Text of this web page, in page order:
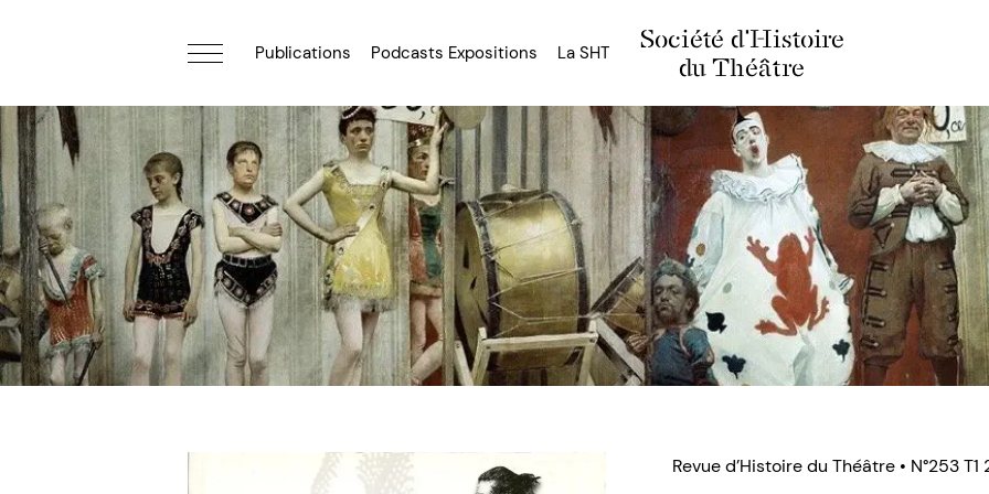
Société d'Histoire
du Théâtre
Publications Podcasts Expositions La SHT
Revue d’Histoire du Théâtre • N°253 T1